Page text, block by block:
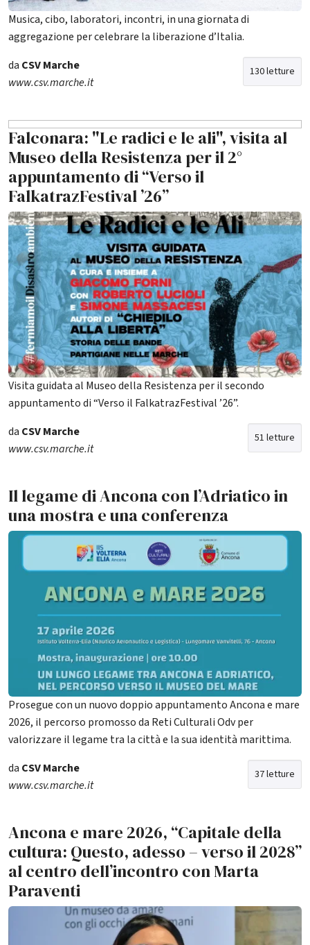
Musica, cibo, laboratori, incontri, in una giornata di
aggregazione per celebrare la liberazione d’Italia.
130 letture
da CSV Marche
www.csv.marche.it
Falconara: "Le radici e le ali", visita al
Museo della Resistenza per il 2°
appuntamento di “Verso il
FalkatrazFestival ’26”
Visita guidata al Museo della Resistenza per il secondo
appuntamento di “Verso il FalkatrazFestival ’26”.
51 letture
da CSV Marche
www.csv.marche.it
Il legame di Ancona con l’Adriatico in
una mostra e una conferenza
Prosegue con un nuovo doppio appuntamento Ancona e mare
2026, il percorso promosso da Reti Culturali Odv per
valorizzare il legame tra la città e la sua identità marittima.
37 letture
da CSV Marche
www.csv.marche.it
Ancona e mare 2026, “Capitale della
cultura: Questo, adesso – verso il 2028”
al centro dell’incontro con Marta
Paraventi